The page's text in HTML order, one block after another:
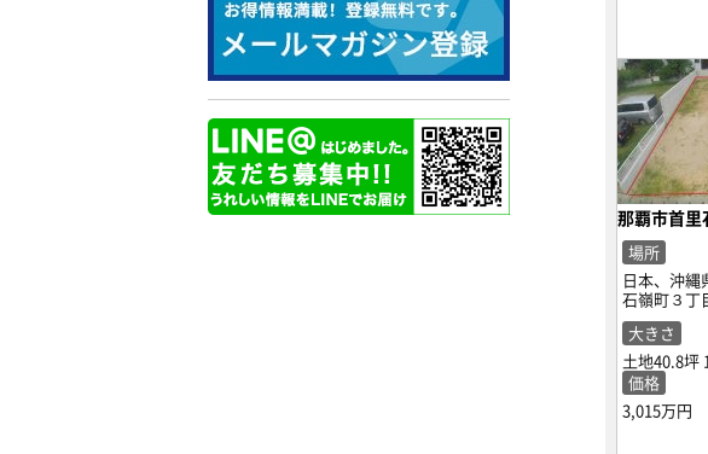
那覇市首里
場所
日本、沖縄
石嶺町３丁
大きさ
土地40.8坪
価格
3,015万円